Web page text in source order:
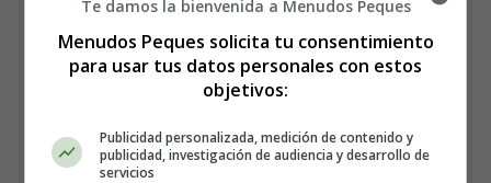
Glaseado de queso crema:
114 gramos de queso crema ablandado, cortado en
cubos)
Te damos la bienvenida a Menudos Peques
Menudos Peques solicita tu consentimiento
para usar tus datos personales con estos
objetivos:
Publicidad personalizada, medición de contenido y
publicidad, investigación de audiencia y desarrollo de
servicios